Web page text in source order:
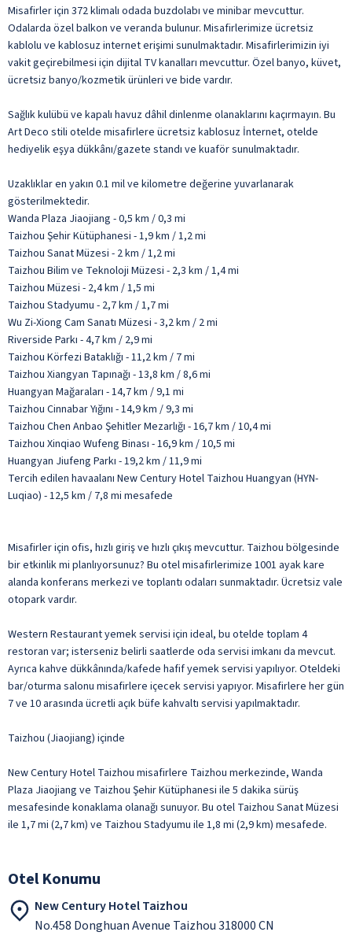
Misafirler için 372 klimalı odada buzdolabı ve minibar mevcuttur.
Odalarda özel balkon ve veranda bulunur. Misafirlerimize ücretsiz
kablolu ve kablosuz internet erişimi sunulmaktadır. Misafirlerimizin iyi
vakit geçirebilmesi için dijital TV kanalları mevcuttur. Özel banyo, küvet,
ücretsiz banyo/kozmetik ürünleri ve bide vardır.
Sağlık kulübü ve kapalı havuz dâhil dinlenme olanaklarını kaçırmayın. Bu
Art Deco stili otelde misafirlere ücretsiz kablosuz İnternet, otelde
hediyelik eşya dükkânı/gazete standı ve kuaför sunulmaktadır.
Uzaklıklar en yakın 0.1 mil ve kilometre değerine yuvarlanarak
gösterilmektedir.
Wanda Plaza Jiaojiang - 0,5 km / 0,3 mi
Taizhou Şehir Kütüphanesi - 1,9 km / 1,2 mi
Taizhou Sanat Müzesi - 2 km / 1,2 mi
Taizhou Bilim ve Teknoloji Müzesi - 2,3 km / 1,4 mi
Taizhou Müzesi - 2,4 km / 1,5 mi
Taizhou Stadyumu - 2,7 km / 1,7 mi
Wu Zi-Xiong Cam Sanatı Müzesi - 3,2 km / 2 mi
Riverside Parkı - 4,7 km / 2,9 mi
Taizhou Körfezi Bataklığı - 11,2 km / 7 mi
Taizhou Xiangyan Tapınağı - 13,8 km / 8,6 mi
Huangyan Mağaraları - 14,7 km / 9,1 mi
Taizhou Cinnabar Yığını - 14,9 km / 9,3 mi
Taizhou Chen Anbao Şehitler Mezarlığı - 16,7 km / 10,4 mi
Taizhou Xinqiao Wufeng Binası - 16,9 km / 10,5 mi
Huangyan Jiufeng Parkı - 19,2 km / 11,9 mi
Tercih edilen havaalanı New Century Hotel Taizhou Huangyan (HYN-
Luqiao) - 12,5 km / 7,8 mi mesafede
Misafirler için ofis, hızlı giriş ve hızlı çıkış mevcuttur. Taizhou bölgesinde
bir etkinlik mi planlıyorsunuz? Bu otel misafirlerimize 1001 ayak kare
alanda konferans merkezi ve toplantı odaları sunmaktadır. Ücretsiz vale
otopark vardır.
Western Restaurant yemek servisi için ideal, bu otelde toplam 4
restoran var; isterseniz belirli saatlerde oda servisi imkanı da mevcut.
Ayrıca kahve dükkânında/kafede hafif yemek servisi yapılıyor. Oteldeki
bar/oturma salonu misafirlere içecek servisi yapıyor. Misafirlere her gün
7 ve 10 arasında ücretli açık büfe kahvaltı servisi yapılmaktadır.
Taizhou (Jiaojiang) içinde
New Century Hotel Taizhou misafirlere Taizhou merkezinde, Wanda
Plaza Jiaojiang ve Taizhou Şehir Kütüphanesi ile 5 dakika sürüş
mesafesinde konaklama olanağı sunuyor. Bu otel Taizhou Sanat Müzesi
ile 1,7 mi (2,7 km) ve Taizhou Stadyumu ile 1,8 mi (2,9 km) mesafede.
Otel Konumu
New Century Hotel Taizhou
No.458 Donghuan Avenue Taizhou 318000 CN